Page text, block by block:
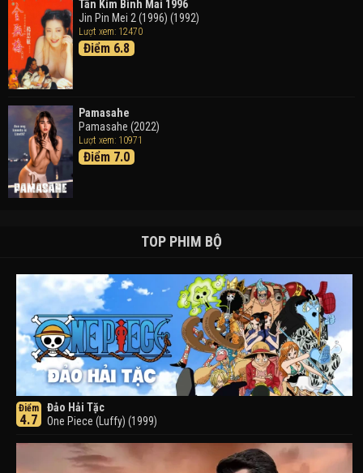
Tân Kim Bình Mai 1996
Jin Pin Mei 2 (1996) (1992)
Lượt xem: 12470
Điểm 6.8
Pamasahe
Pamasahe (2022)
Lượt xem: 10971
Điểm 7.0
TOP PHIM BỘ
Điểm
4.7
Đảo Hải Tặc
One Piece (Luffy) (1999)